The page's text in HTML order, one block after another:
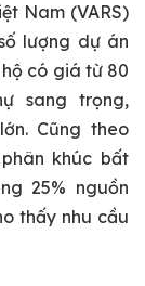
Nam (VARS)
lượng dự án
có giá từ 80
sang trọng,
Cũng theo
khúc bất
25% nguồn
thấy nhu cầu